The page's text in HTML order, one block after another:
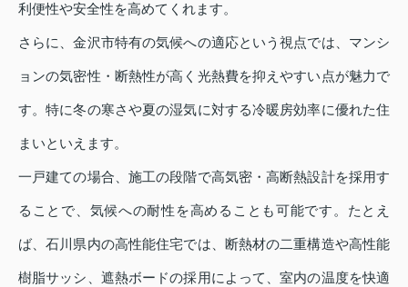
利便性や安全性を高めてくれます。
さらに、金沢市特有の気候への適応という視点では、マンシ
ョンの気密性・断熱性が高く光熱費を抑えやすい点が魅力で
す。特に冬の寒さや夏の湿気に対する冷暖房効率に優れた住
まいといえます。
一戸建ての場合、施工の段階で高気密・高断熱設計を採用す
ることで、気候への耐性を高めることも可能です。たとえ
ば、石川県内の高性能住宅では、断熱材の二重構造や高性能
樹脂サッシ、遮熱ボードの採用によって、室内の温度を快適